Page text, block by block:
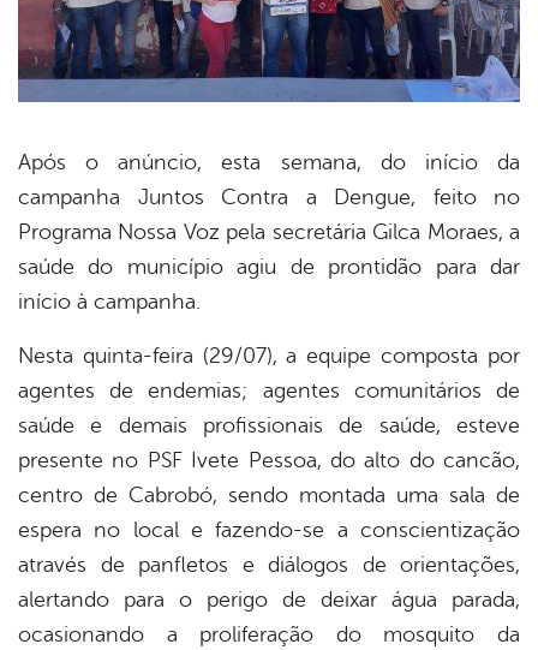
Após o anúncio, esta semana, do início da
campanha Juntos Contra a Dengue, feito no
Programa Nossa Voz pela secretária Gilca Moraes, a
saúde do município agiu de prontidão para dar
início à campanha.
Nesta quinta-feira (29/07), a equipe composta por
agentes de endemias; agentes comunitários de
saúde e demais profissionais de saúde, esteve
presente no PSF Ivete Pessoa, do alto do cancão,
centro de Cabrobó, sendo montada uma sala de
espera no local e fazendo-se a conscientização
através de panfletos e diálogos de orientações,
alertando para o perigo de deixar água parada,
ocasionando a proliferação do mosquito da